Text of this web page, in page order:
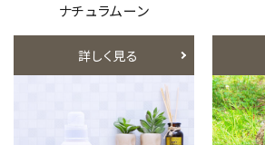
ナチュラムーン
詳しく見る